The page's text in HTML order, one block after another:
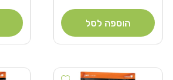
הוספה לסל
Add wishlist